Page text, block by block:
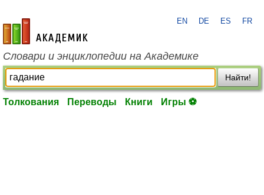
academic.ru
EN DE ES FR
Словари и энциклопедии на Академике
Найти!
Толкования Переводы Книги Игры ⚽